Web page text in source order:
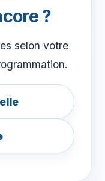
?
selon votre